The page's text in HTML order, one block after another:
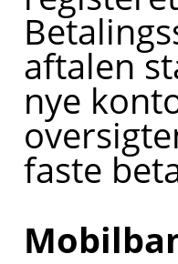
aftalen
nye
faste